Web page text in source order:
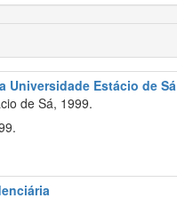
Estácio de Sá
de Sá, 1999.